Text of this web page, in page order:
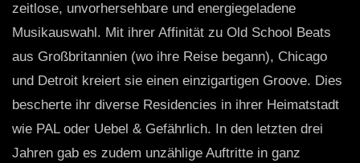
zeitlose, unvorhersehbare und energiegeladene
Musikauswahl. Mit ihrer Affinität zu Old School Beats
aus Großbritannien (wo ihre Reise begann), Chicago
und Detroit kreiert sie einen einzigartigen Groove. Dies
bescherte ihr diverse Residencies in ihrer Heimatstadt
wie PAL oder Uebel & Gefährlich. In den letzten drei
Jahren gab es zudem unzählige Auftritte in ganz